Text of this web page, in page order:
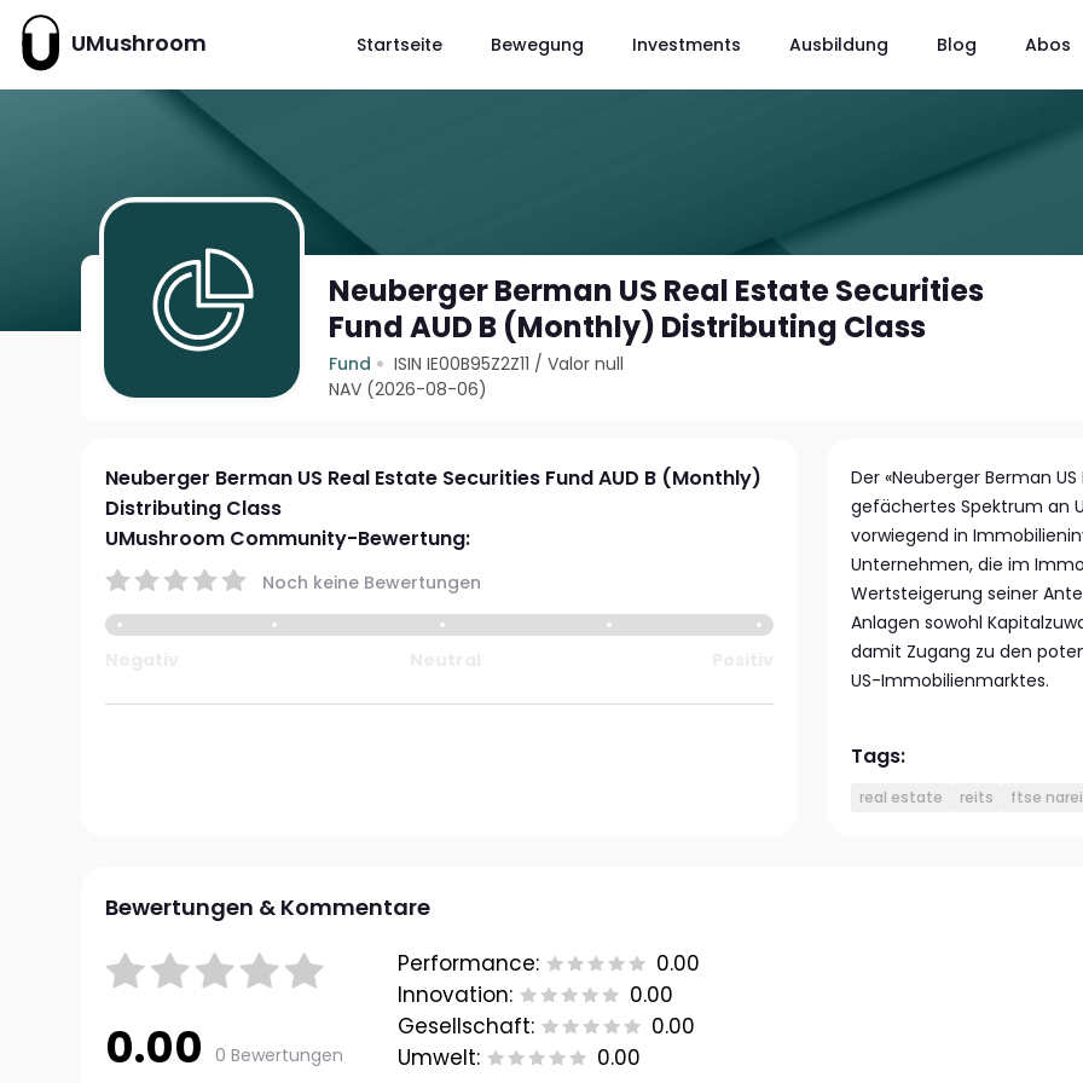
UMushroom Startseite Bewegung Investments Ausbildung Blog Abos
Neuberger Berman US Real Estate Securities
Fund AUD B (Monthly) Distributing Class
Fund ISIN IE00B95Z2Z11 /Valor null
NAV (2026-08-06)
Neuberger Berman US Real Estate Securities Fund AUD B (Monthly)
Distributing Class
UMushroom Community-Bewertung:
Noch keine Bewertungen
Der «Neuberger Berman
gefächertes Spektrum an
vorwiegend in
Unternehmen, die im
Wertsteigerung seiner
Anlagen sowohl
damit Zugang zu den
US-Immobilienmarktes.
Tags:
real estate reits ftse
Bewertungen & Kommentare
0.00 0 Bewertungen
Performance:
0.00
Innovation:
0.00
Gesellschaft:
0.00
Umwelt:
0.00